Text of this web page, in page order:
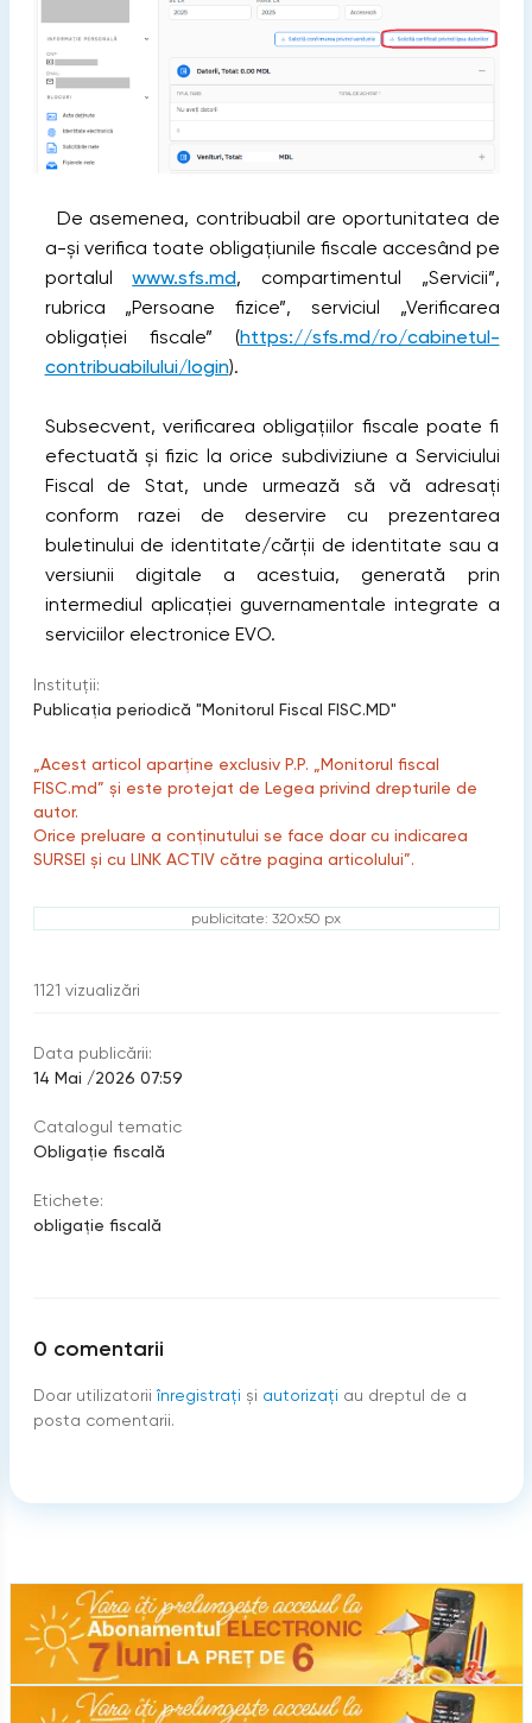
De asemenea, contribuabil are oportunitatea de
a-și verifica toate obligațiunile fiscale accesând pe
portalulwww.sfs.md, compartimentul „Servicii”,
rubrica „Persoane fizice”, serviciul „Verificarea
obligației fiscale” (https://sfs.md/ro/cabinetul-
contribuabilului/login).
Subsecvent, verificarea obligațiilor fiscale poate fi
efectuată și fizic la orice subdiviziune a Serviciului
Fiscal de Stat, unde urmează să vă adresați
conform razei de deservire cu prezentarea
buletinului de identitate/cărții de identitate sau a
versiunii digitale a acestuia, generată prin
intermediul aplicației guvernamentale integrate a
serviciilor electronice EVO.
Instituții:
Publicaţia periodică "Monitorul Fiscal FISC.MD"
„Acest articol aparține exclusiv P.P. „Monitorul fiscal
FISC.md” și este protejat de Legea privind drepturile de
autor.
Orice preluare a conținutului se face doar cu indicarea
SURSEI și cu LINK ACTIV către pagina articolului”.
publicitate: 320x50 px
1121 vizualizări
Data publicării:
14 Mai /2026 07:59
Catalogul tematic
Obligație fiscală
Etichete:
obligaţie fiscală
0 comentarii
Doar utilizatorii înregistraţi şi autorizați au dreptul de a
posta comentarii.